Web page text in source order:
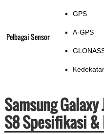
Pelbagai Sensor
GPS
A-GPS
Samsung Galaxy
S8 Spesifikasi &